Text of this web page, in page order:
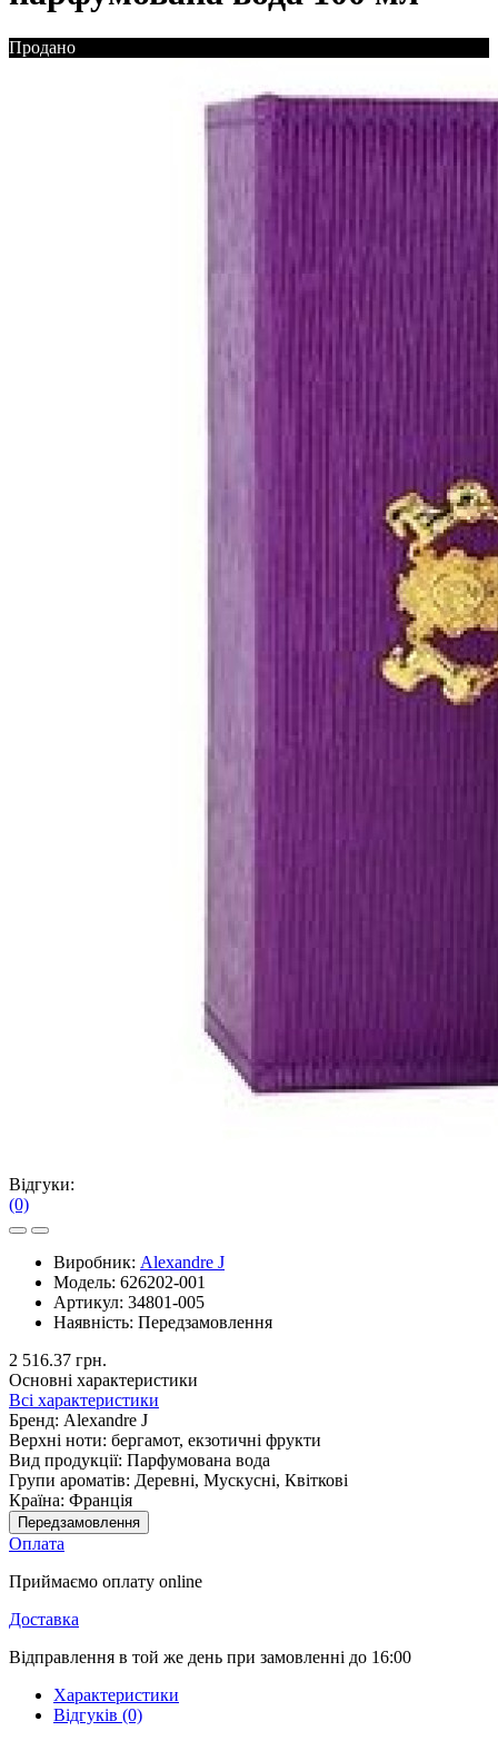
Продано
Відгуки:
(0)
Виробник: Alexandre J
Модель: 626202-001
Артикул: 34801-005
Наявність: Передзамовлення
2 516.37 грн.
Основні характеристики
Всі характеристики
Бренд: Alexandre J
Верхні ноти: бергамот, екзотичні фрукти
Вид продукції: Парфумована вода
Групи ароматів: Деревні, Мускусні, Квіткові
Країна: Франція
Передзамовлення
Оплата
Приймаємо оплату online
Доставка
Відправлення в той же день при замовленні до 16:00
Характеристики
Відгуків (0)